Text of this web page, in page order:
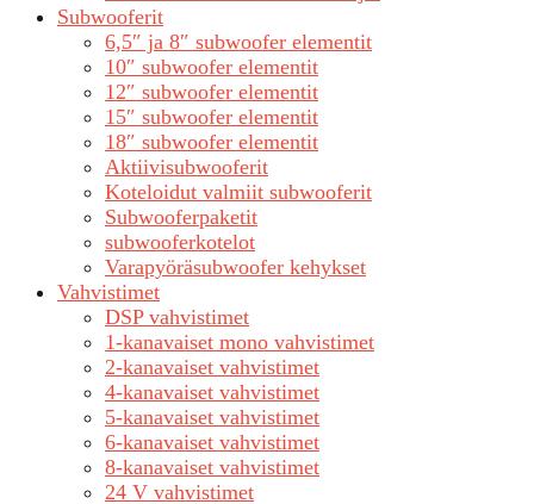
Subwooferit
6,5″ ja 8″ subwoofer elementit
10″ subwoofer elementit
12″ subwoofer elementit
15″ subwoofer elementit
18″ subwoofer elementit
Aktiivisubwooferit
Koteloidut valmiit subwooferit
Subwooferpaketit
subwooferkotelot
Varapyöräsubwoofer kehykset
Vahvistimet
DSP vahvistimet
1-kanavaiset mono vahvistimet
2-kanavaiset vahvistimet
4-kanavaiset vahvistimet
5-kanavaiset vahvistimet
6-kanavaiset vahvistimet
8-kanavaiset vahvistimet
24 V vahvistimet